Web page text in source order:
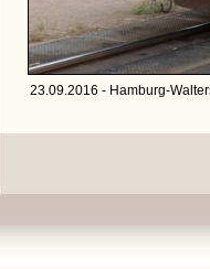
23.09.2016 - Hamburg-